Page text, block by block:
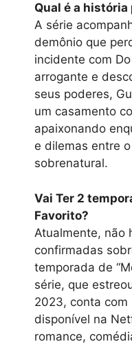
Qual é a
A série
demônio que
incidente com
arrogante e
seus poderes,
um casamento
apaixonando
e dilemas entre
sobrenatural.
Vai Ter 2
Favorito?
Atualmente, não
confirmadas
temporada de
série, que
2023, conta com
disponível na
romance,